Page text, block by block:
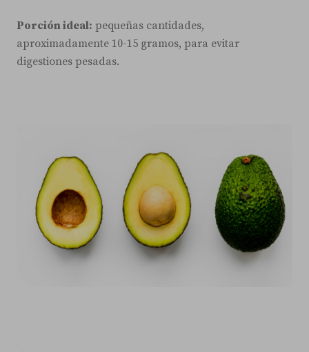
Porción ideal: pequeñas cantidades,
aproximadamente 10-15 gramos, para evitar
digestiones pesadas.